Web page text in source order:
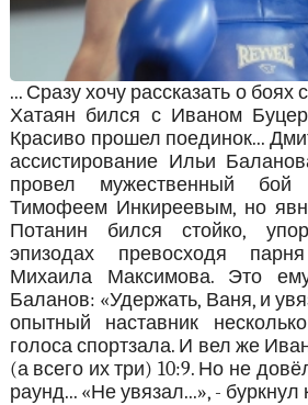
... Сразу хочу рассказать о
Хатаян бился с Иваном
Красиво прошел поединок...
ассистирование Ильи
провел мужественный бой
Тимофеем Инкиреевым, но
Потанин бился стойко,
эпизодах превосходя
Михаила Максимова. Это
Баланов: «Удержать, Ваня, и
опытный наставник
голоса спортзала. И вел же
(а всего их три) 10:9. Но не
раунд... «Не увязал...», - буркнул